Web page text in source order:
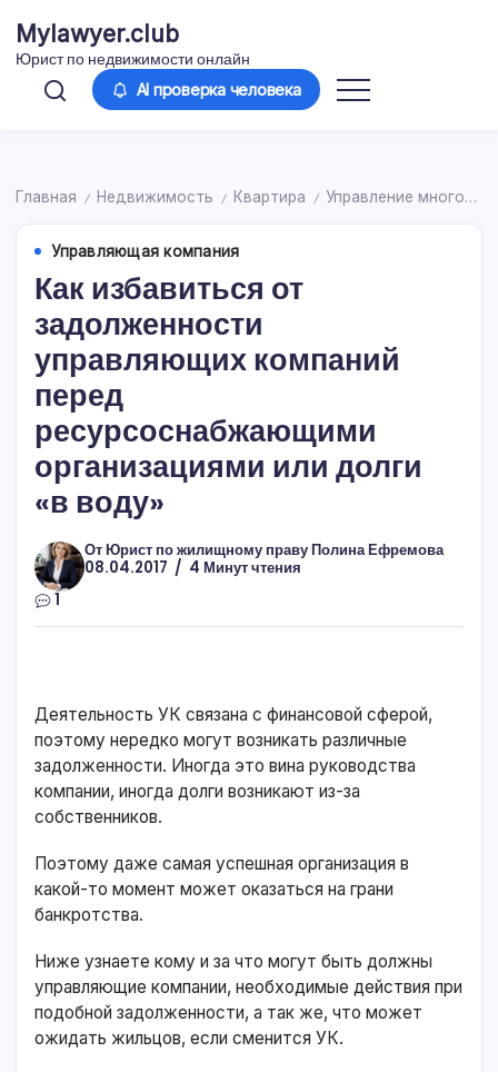
содержимому
Mylawyer.club
Юрист по недвижимости онлайн
AI проверка человека
Главная / Недвижимость / Квартира / Управление многоквартирным домом
Управляющая компания
Как избавиться от
задолженности
управляющих компаний
перед
ресурсоснабжающими
организациями или долги
«в воду»
ОтЮрист по жилищному праву Полина Ефремова
08.04.2017
4 Минут чтения
1
Деятельность УК связана с финансовой сферой,
поэтому нередко могут возникать различные
задолженности. Иногда это вина руководства
компании, иногда долги возникают из-за
собственников.
Поэтому даже самая успешная организация в
какой-то момент может оказаться на грани
банкротства.
Ниже узнаете кому и за что могут быть должны
управляющие компании, необходимые действия при
подобной задолженности, а так же, что может
ожидать жильцов, если сменится УК.